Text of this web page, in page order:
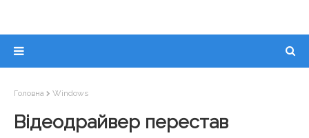
Головна Windows
Відеодрайвер перестав